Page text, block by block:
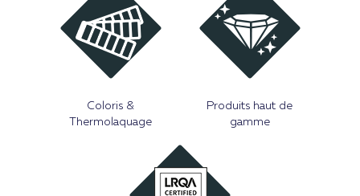
Coloris &
Thermolaquage
Produits haut de
gamme